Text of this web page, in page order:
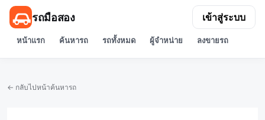
รถมือสอง
หน้าแรก ค้นหารถ รถทั้งหมด ผู้จำหน่าย ลงขายรถ
เข้าสู่ระบบ
← กลับไปหน้าค้นหารถ